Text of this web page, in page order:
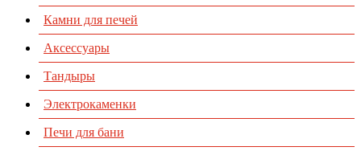
Камни для печей
Аксессуары
Тандыры
Электрокаменки
Печи для бани